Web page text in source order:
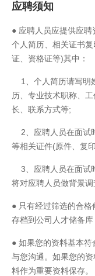
应聘须知
● 应聘人员应提供应聘
个人简历、相关证书
证、资格证等)其中：
1、个人简历请写明
历、专业技术职称、
长、联系方式等;
2、应聘人员在面试
等相关证件(原件、复
3、应聘人员在面试
将对应聘人员做背景调
● 只有经过筛选的合
存档到公司人才储备库
● 如果您的资料基本
与您沟通。如果您的
料作为重要资料保存。